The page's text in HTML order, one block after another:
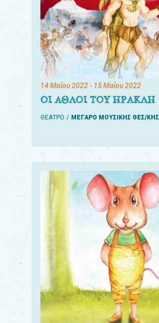
14 Μαΐου 2022- 15 Μαΐου 2022
ΟΙ ΑΘΛΟΙ ΤΟΥ ΗΡΑΚΛΗ
ΘΕΑΤΡΟ ΜΕΓΑΡΟ ΜΟΥΣΙΚΗΣ ΘΕΣ/ΚΗΣ